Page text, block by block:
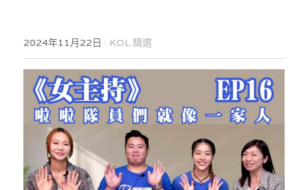
美西媒體謊言實錄
宏福‧革新
宏福苑聽證會
宏福火災正視聽
記錄．宏福苑火災
港聞
中國
國際
娛樂
反華推手你要知
2024年11月22日 · KOL 精選